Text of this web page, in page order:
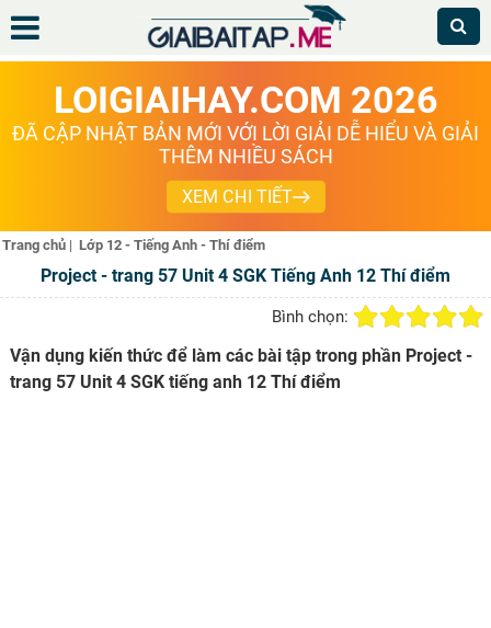
LOIGIAIHAY.COM 2026
ĐÃ CẬP NHẬT BẢN MỚI VỚI LỜI GIẢI DỄ HIỂU VÀ GIẢI
THÊM NHIỀU SÁCH
XEM CHI TIẾT
Trang chủ | Lớp 12 - Tiếng Anh - Thí điểm
Project - trang 57 Unit 4 SGK Tiếng Anh 12 Thí điểm
Bình chọn:
Vận dụng kiến thức để làm các bài tập trong phần Project -
trang 57 Unit 4 SGK tiếng anh 12 Thí điểm